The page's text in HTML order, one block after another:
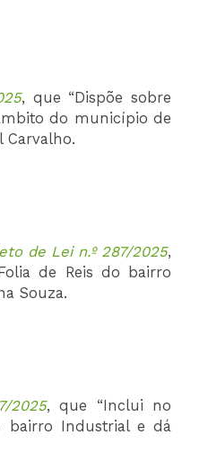
, que “Dispõe sobre
do município de
Carvalho.
de Lei n.º 287/2025,
de Reis do bairro
Souza.
2025, que “Inclui no
bairro Industrial e dá